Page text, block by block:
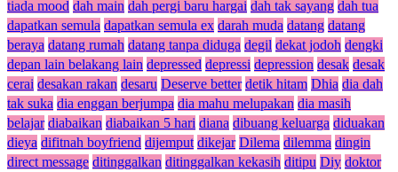
tiada mood dah main dah pergi baru hargai dah tak sayang dah tua
dapatkan semula dapatkan semula ex darah muda datang datang
beraya datang rumah datang tanpa diduga degil dekat jodoh dengki
depan lain belakang lain depressed depressi depression desak desak
cerai desakan rakan desaru Deserve better detik hitam Dhia dia dah
tak suka dia enggan berjumpa dia mahu melupakan dia masih
belajar diabaikan diabaikan 5 hari diana dibuang keluarga diduakan
dieya difitnah boyfriend dijemput dikejar Dilema dilemma dingin
direct message ditinggalkan ditinggalkan kekasih ditipu Diy doktor